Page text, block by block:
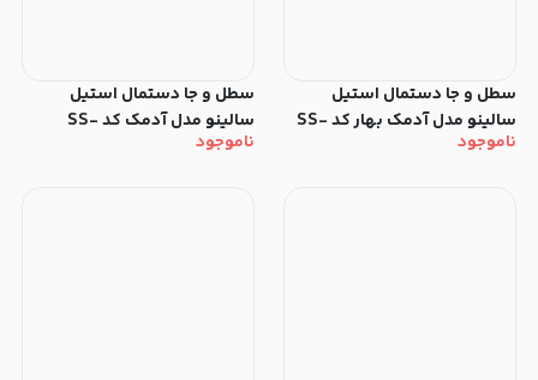
سطل‌ و جا دستمال استیل
سالینو مدل آدمک بهار کد SS-
82335
ناموجود
سطل‌ و جا دستمال استیل
سالینو مدل آدمک کد SS-
84345
ناموجود